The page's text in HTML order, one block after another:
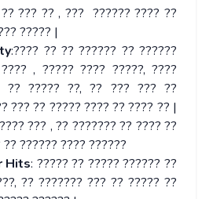
??? ?? , ??? ?????? ???? ??
????? |
:???? ?? ?? ?????? ?? ??????
, ????? ???? ?????, ????
?? ????? ??, ?? ??? ??? ??
??? ?? ????? ???? ?? ???? ?? |
??? , ?? ??????? ?? ???? ??
?????? ???? ??????
Hits: ????? ?? ????? ?????? ??
?? ??????? ??? ?? ????? ??